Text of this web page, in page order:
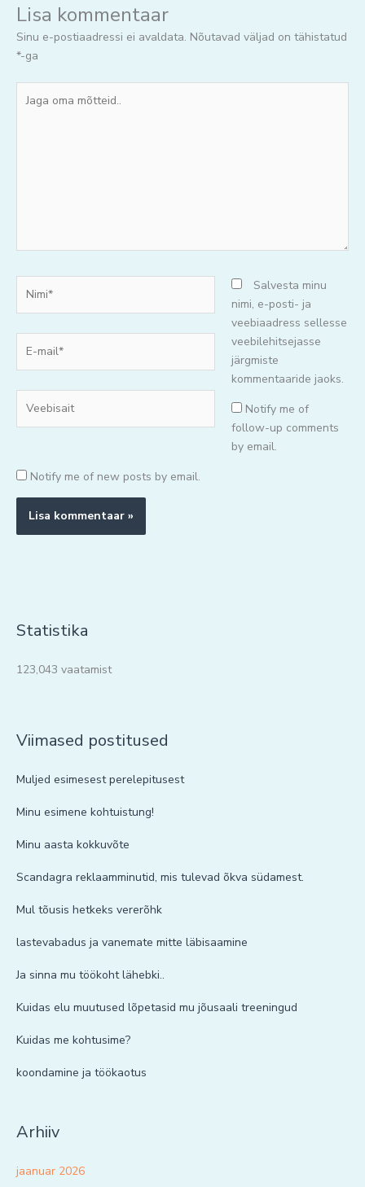
Lisa kommentaar
Sinu e-postiaadressi ei avaldata. Nõutavad väljad on tähistatud
*-ga
oma
mail*
Salvesta minu
nimi, e-posti- ja
veebiaadress sellesse
veebilehitsejasse
järgmiste
kommentaaride jaoks.
Notify me of
follow-up comments
by email.
Notify me of new posts by email.
Statistika
123,043 vaatamist
Viimased postitused
Muljed esimesest perelepitusest
Minu esimene kohtuistung!
Minu aasta kokkuvõte
Scandagra reklaamminutid, mis tulevad õkva südamest.
Mul tõusis hetkeks vererõhk
lastevabadus ja vanemate mitte läbisaamine
Ja sinna mu töökoht lähebki..
Kuidas elu muutused lõpetasid mu jõusaali treeningud
Kuidas me kohtusime?
koondamine ja töökaotus
Arhiiv
jaanuar 2026